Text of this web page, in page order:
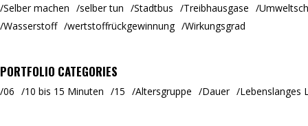
Selber machen
selber tun Stadtbus Treibhausgase
Wasserstoff
wertstoffrückgewinnung Wirkungsgrad
PORTFOLIO CATEGORIES
06 10 bis 15 Minuten 15 Altersgruppe Dauer Lebenslanges